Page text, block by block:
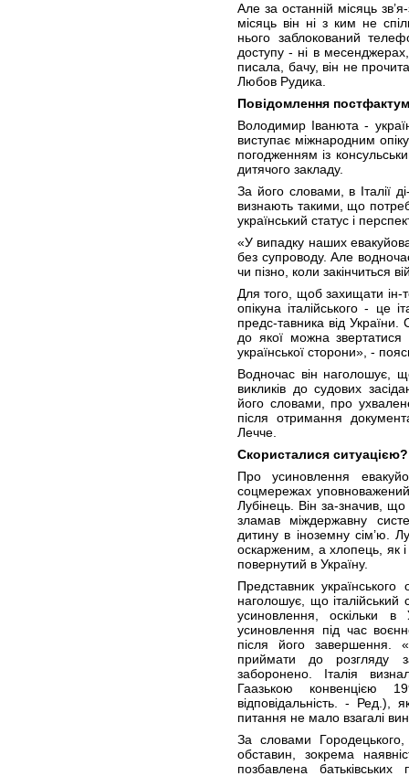
Але за останній місяць
місяць він ні з ким не
нього заблокований
доступу - ні в
писала, бачу, він не
Любов Рудика.
Повідомлення постфактум
Володимир Іванюта -
виступає міжнародним
погодженням із
дитячого закладу.
За його словами, в Італії
визнають такими, що
український статус і
«У випадку наших
без супроводу. Але
чи пізно, коли закінчиться
Для того, щоб захищати ін-
опікуна італійського - це
предс-тавника від
до якої можна
української сторони», -
Водночас він наголошує,
викликів до судових
його словами, про
після отримання
Лечче.
Скористалися ситуацією?
Про усиновлення
соцмережах
Лубінець. Він за-значив,
зламав міждержавну
дитину в іноземну сім’ю.
оскарженим, а хлопець, як і
повернутий в Україну.
Представник
наголошує, що італійський
усиновлення, оскільки в
усиновлення під час
після його завершення.
приймати до розгляду
заборонено. Італія
Гаазькою конвенцією
відповідальність. - Ред.),
питання не мало взагалі
За словами
обставин, зокрема
позбавлена